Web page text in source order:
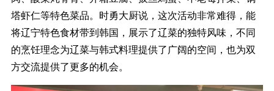
塔虾仁等特色菜品。时勇大厨说，这次活动非常难得，能
将辽宁特色食材带到韩国，展示了辽菜的独特风味，不同
的烹饪理念为辽菜与韩式料理提供了广阔的空间，也为双
方交流提供了更多的机会。